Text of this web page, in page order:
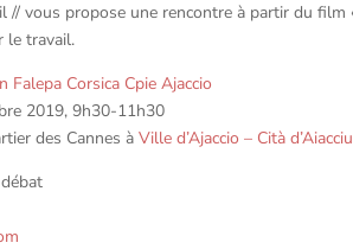
// vous propose une rencontre à partir du film
le travail.
Falepa Corsica Cpie Ajaccio
2019, 9h30-11h30
des Cannes à Ville d’Ajaccio – Cità d’Aiacciu